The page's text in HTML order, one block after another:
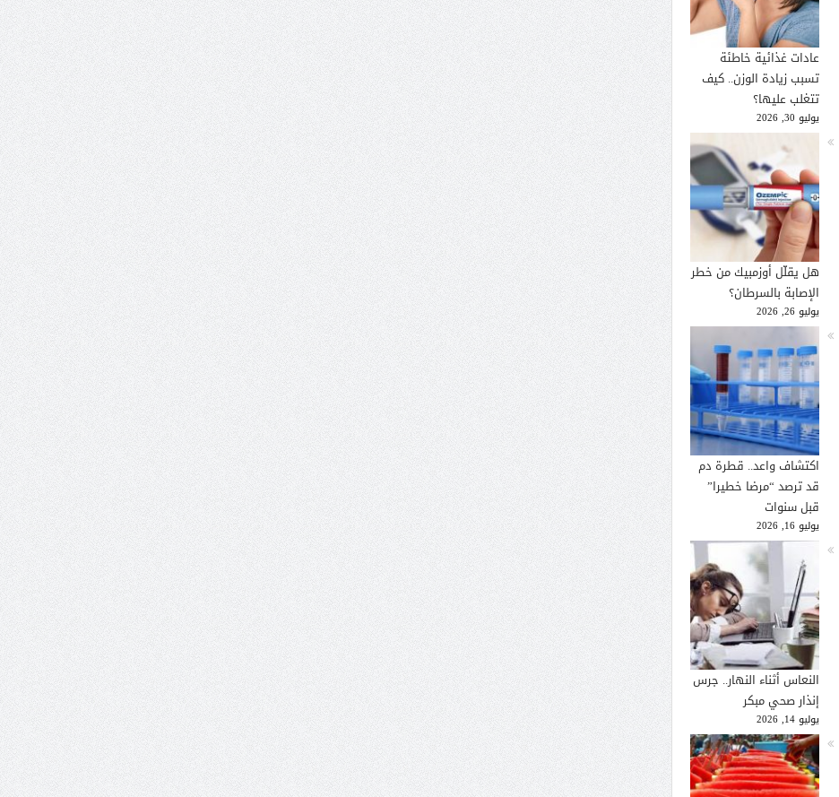
عادات غذائية خاطئة
تسبب زيادة الوزن.. كيف
تتغلب عليها؟
يوليو 30, 2026
هل يقلّل أوزمبيك من خطر
الإصابة بالسرطان؟
يوليو 26, 2026
اكتشاف واعد.. قطرة دم
قد ترصد “مرضا خطيرا”
قبل سنوات
يوليو 16, 2026
النعاس أثناء النهار.. جرس
إنذار صحي مبكر
يوليو 14, 2026